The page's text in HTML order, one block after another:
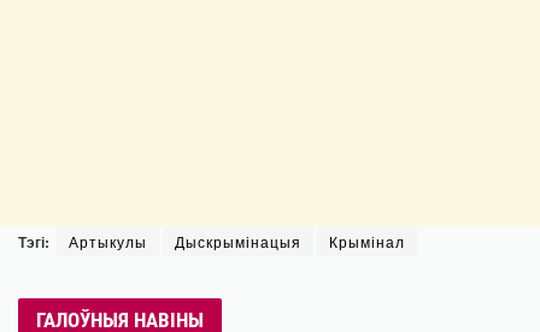
Тэгі: Артыкулы Дыскрымінацыя Крымінал
ГАЛОЎНЫЯ НАВІНЫ